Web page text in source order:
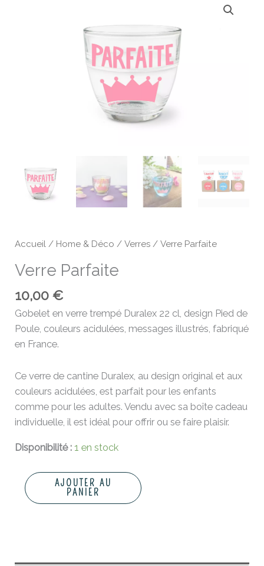
Accueil / Home & Déco /Verres / Verre Parfaite
Verre Parfaite
10,00€
Gobelet en verre trempé Duralex 22 cl, design Pied de
Poule, couleurs acidulées, messages illustrés, fabriqué
en France.
Ce verre de cantine Duralex, au design original et aux
couleurs acidulées, est parfait pour les enfants
comme pour les adultes. Vendu avec sa boîte cadeau
individuelle, il est idéal pour offrir ou se faire plaisir.
Disponibilité : 1 en stock
AJOUTER AU
PANIER